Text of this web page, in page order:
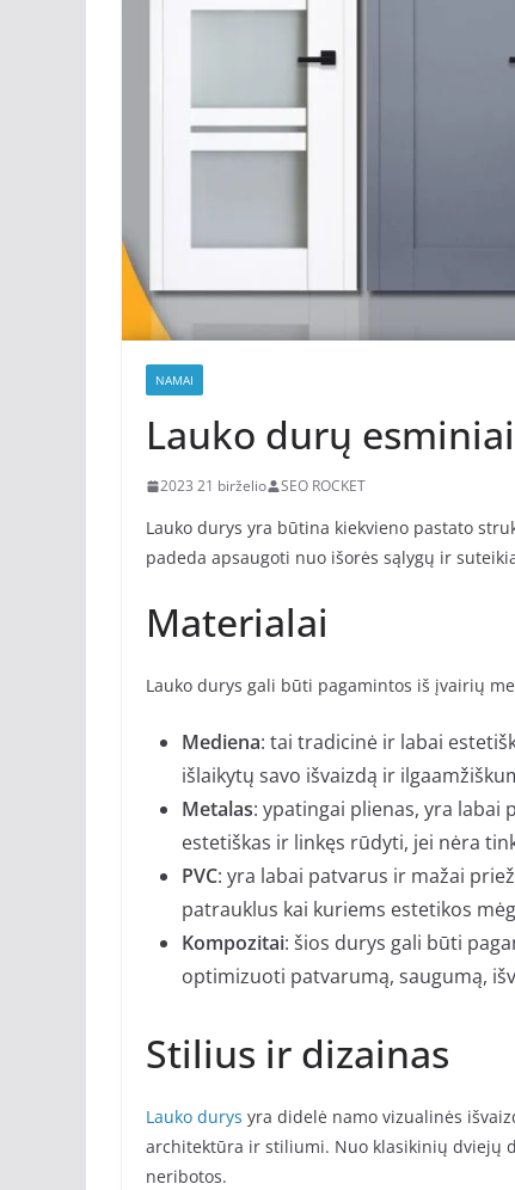
NAMAI
Lauko durų
2023 21 birželio SEO ROCKET
Lauko durys yra būtina kiekvieno pastato
padeda apsaugoti nuo išorės sąlygų ir
Materialai
Lauko durys gali būti pagamintos iš įvairių
Mediena: tai tradicinė ir labai
išlaikytų savo išvaizdą ir
Metalas: ypatingai plienas, yra labai
estetiškas ir linkęs rūdyti, jei nėra
PVC: yra labai patvarus ir mažai
patrauklus kai kuriems estetikos
Kompozitai: šios durys gali būti
optimizuoti patvarumą, saugumą,
Stilius ir dizainas
Lauko durys yra didelė namo vizualinės
architektūra ir stiliumi. Nuo klasikinių dviejų
neribotos.